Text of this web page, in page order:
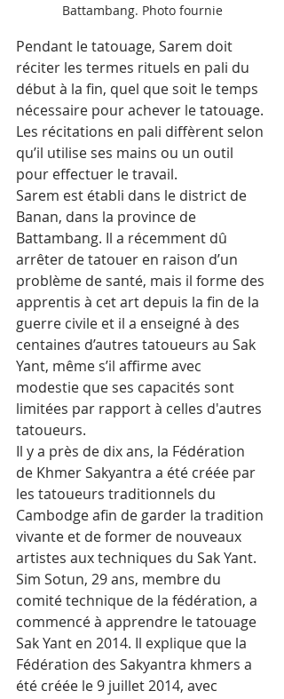
Battambang. Photo fournie
Pendant le tatouage, Sarem doit
réciter les termes rituels en pali du
début à la fin, quel que soit le temps
nécessaire pour achever le tatouage.
Les récitations en pali diffèrent selon
qu’il utilise ses mains ou un outil
pour effectuer le travail.
Sarem est établi dans le district de
Banan, dans la province de
Battambang. Il a récemment dû
arrêter de tatouer en raison d’un
problème de santé, mais il forme des
apprentis à cet art depuis la fin de la
guerre civile et il a enseigné à des
centaines d’autres tatoueurs au Sak
Yant, même s’il affirme avec
modestie que ses capacités sont
limitées par rapport à celles d'autres
tatoueurs.
Il y a près de dix ans, la Fédération
de Khmer Sakyantra a été créée par
les tatoueurs traditionnels du
Cambodge afin de garder la tradition
vivante et de former de nouveaux
artistes aux techniques du Sak Yant.
Sim Sotun, 29 ans, membre du
comité technique de la fédération, a
commencé à apprendre le tatouage
Sak Yant en 2014. Il explique que la
Fédération des Sakyantra khmers a
été créée le 9 juillet 2014, avec